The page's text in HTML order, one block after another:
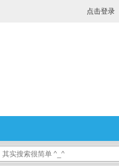
点击登录